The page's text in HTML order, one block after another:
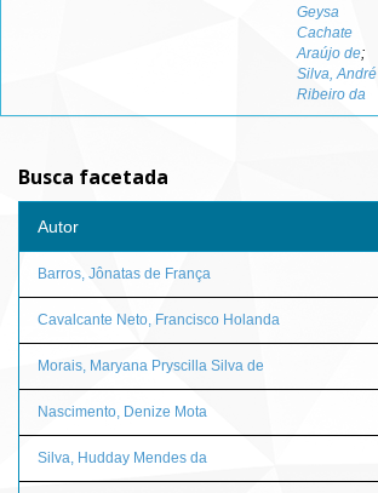
Geysa
Cachate
Araújo de;
Silva, André
Ribeiro da
Busca facetada
Autor
Barros, Jônatas de França
Cavalcante Neto, Francisco Holanda
Morais, Maryana Pryscilla Silva de
Nascimento, Denize Mota
Silva, Hudday Mendes da